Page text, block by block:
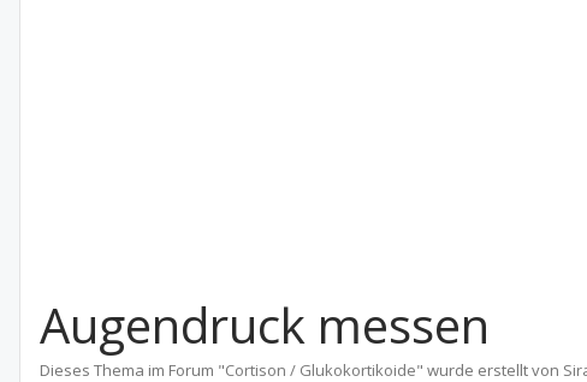
Augendruck messen
Dieses Thema im Forum "Cortison / Glukokortikoide" wurde erstellt von